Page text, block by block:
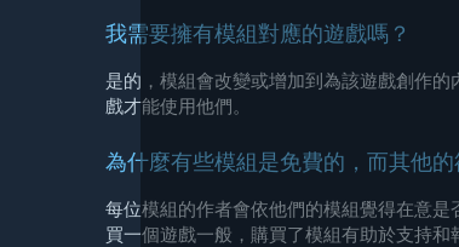
我需要擁有模組對應的遊戲嗎？
是的，模組會改變或增加到為該遊戲創作
戲才能使用他們。
為什麼有些模組是免費的，而其他的
每位模組的作者會依他們的模組覺得在意
買一個遊戲一般，購買了模組有助於支持